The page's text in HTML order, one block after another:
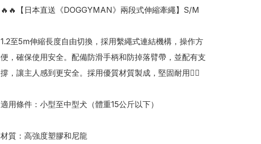
🔥🔥【日本直送《DOGGYMAN》兩段式伸縮牽繩】S/M
1.2至5m伸縮長度自由切換，採用繫繩式連結機構，操作方
便，確保使用安全。配備防滑手柄和防掉落臂帶，並配有支
撐，讓主人感到更安全。採用優質材質製成，堅固耐用👍🏻
適用條件：小型至中型犬（體重15公斤以下）
材質：高強度塑膠和尼龍